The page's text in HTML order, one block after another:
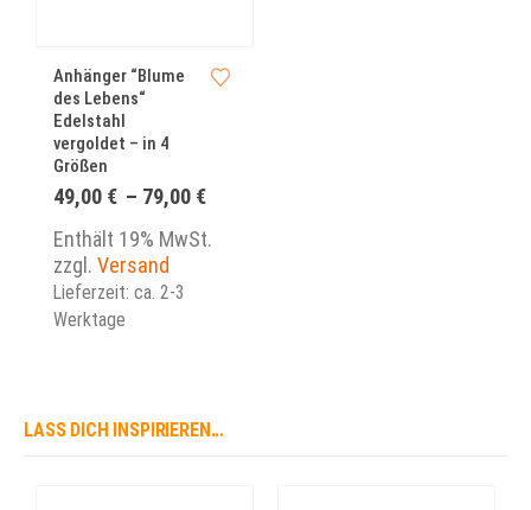
Anhänger “Blume
des Lebens“
Edelstahl
vergoldet – in 4
Größen
49,00 € – 79,00 €
Enthält 19% MwSt.
zzgl. Versand
Lieferzeit: ca. 2-3
Werktage
LASS DICH INSPIRIEREN...